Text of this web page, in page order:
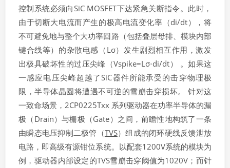
控制系统必须向SiC MOSFET下达紧急关断指令。此时，
由于切断大电流而产生的极高电流变化率（di/dt），将
不可避免地与整个大功率回路（包括叠层母排、模块内部
键合线等）的杂散电感（Lσ​）发生剧烈相互作用，激发
出极具破坏性的过压尖峰（Vspike​=Lσ​⋅di/dt） 。如果这
一感应电压尖峰超越了SiC器件所能承受的击穿物理极
限，半导体晶圆将遭遇不可逆的雪崩击穿损坏。 针对这
一致命场景，2CP0225Txx 系列驱动器在功率半导体的漏
极（Drain）与栅极（Gate）之间，前瞻性地构筑了一条
由瞬态电压抑制二极管（TVS）组成的闭环硬线反馈泄放
电路，即高级有源钳位系统。以配套1200V系统的模块为
例，驱动器内部设定的TVS雪崩击穿阈值为1020V；而针